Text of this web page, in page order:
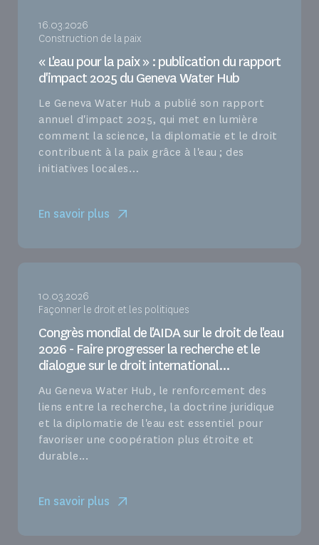
16.03.2026
Construction de la paix
« L'eau pour la paix » : publication du rapport
d'impact 2025 du Geneva Water Hub
Le Geneva Water Hub a publié son rapport
annuel d'impact 2025, qui met en lumière
comment la science, la diplomatie et le droit
contribuent à la paix grâce à l'eau ; des
initiatives locales…
En savoir plus
10.03.2026
Façonner le droit et les politiques
Congrès mondial de l'AIDA sur le droit de l'eau
2026 - Faire progresser la recherche et le
dialogue sur le droit international...
Au Geneva Water Hub, le renforcement des
liens entre la recherche, la doctrine juridique
et la diplomatie de l'eau est essentiel pour
favoriser une coopération plus étroite et
durable...
En savoir plus